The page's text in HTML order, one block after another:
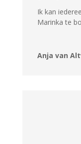
Ik kan
Marinka te
Anja van